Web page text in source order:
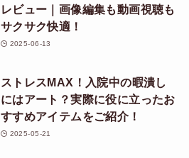
レビュー｜画像編集も動画視聴も
サクサク快適！
2025-06-13
ストレスMAX！入院中の暇潰し
にはアート？実際に役に立ったお
すすめアイテムをご紹介！
2025-05-21